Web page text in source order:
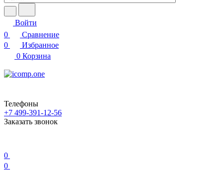
Войти
0
Сравнение
0
Избранное
0 Корзина
Телефоны
+7 499-391-12-56
Заказать звонок
0
0